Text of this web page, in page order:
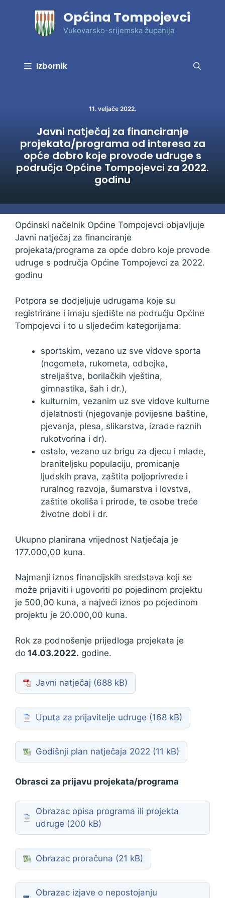
Općina Tompojevci
Vukovarsko-srijemska županija
Izbornik
11. veljače 2022.
Javni natječaj za financiranje
projekata/programa od interesa za
opće dobro koje provode udruge s
područja Općine Tompojevci za 2022.
godinu
Općinski načelnik Općine Tompojevci objavljuje
Javni natječaj za financiranje
projekata/programa za opće dobro koje provode
udruge s područja Općine Tompojevci za 2022.
godinu
Potpora se dodjeljuje udrugama koje su
registrirane i imaju sjedište na području Općine
Tompojevci i to u sljedećim kategorijama:
sportskim, vezano uz sve vidove sporta
(nogometa, rukometa, odbojka,
streljaštva, borilačkih vještina,
gimnastika, šah i dr.),
kulturnim, vezanim uz sve vidove kulturne
djelatnosti (njegovanje povijesne baštine,
pjevanja, plesa, slikarstva, izrade raznih
rukotvorina i dr).
ostalo, vezano uz brigu za djecu i mlade,
braniteljsku populaciju, promicanje
ljudskih prava, zaštita poljoprivrede i
ruralnog razvoja, šumarstva i lovstva,
zaštite okoliša i prirode, te osobe treće
životne dobi i dr.
Ukupno planirana vrijednost Natječaja je
177.000,00 kuna.
Najmanji iznos financijskih sredstava koji se
može prijaviti i ugovoriti po pojedinom projektu
je 500,00 kuna, a najveći iznos po pojedinom
projektu je 20.000,00 kuna.
Rok za podnošenje prijedloga projekata je
do 14.03.2022. godine.
Javni natječaj
Uputa za prijavitelje udruge
Godišnji plan natječaja 2022
Obrasci za prijavu projekata/programa
Obrazac opisa programa ili projekta
udruge
Obrazac proračuna
Obrazac izjave o nepostojanju